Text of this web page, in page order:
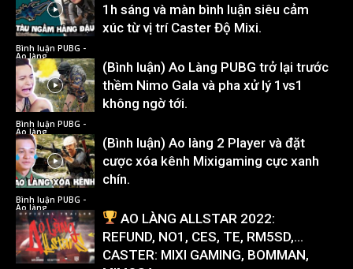
Bình luận PUBG -
Ao làng
1h sáng và màn bình luận siêu cảm
xúc từ vị trí Caster Độ Mixi.
Bình luận PUBG -
Ao làng
(Bình luận) Ao Làng PUBG trở lại trước
thềm Nimo Gala và pha xử lý 1vs1
không ngờ tới.
Bình luận PUBG -
Ao làng
(Bình luận) Ao làng 2 Player và đặt
cược xóa kênh Mixigaming cực xanh
chín.
AO LÀNG ALLSTAR 2022:
REFUND, NO1, CES, TE, RM5SD,…
CASTER: MIXI GAMING, BOMMAN,